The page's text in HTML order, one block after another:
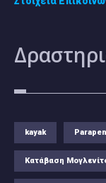
kayak
Κατάβαση